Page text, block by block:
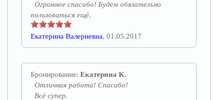
Огромное спасибо! Будем обязательно
пользоваться ещё.
Екатерина Валериевна, 01.05.2017
Бронирование: Екатерина К.
Отличная работа! Спасибо!
Всё супер.